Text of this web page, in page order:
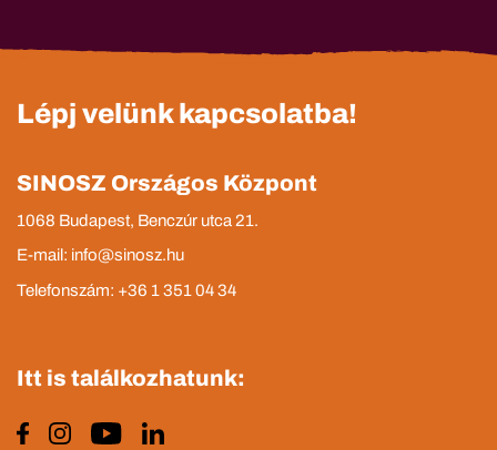
Lépj velünk kapcsolatba!
SINOSZ Országos Központ
1068 Budapest, Benczúr utca 21.
E-mail: info@sinosz.hu
Telefonszám: +36 1 351 04 34
Itt is találkozhatunk: